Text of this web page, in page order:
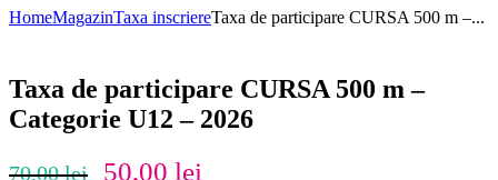
HomeMagazinTaxa inscriereTaxa de participare CURSA 500 m –...
Taxa de participare CURSA 500 m –
Categorie U12 – 2026
70,00lei
Prețul
50,00 lei